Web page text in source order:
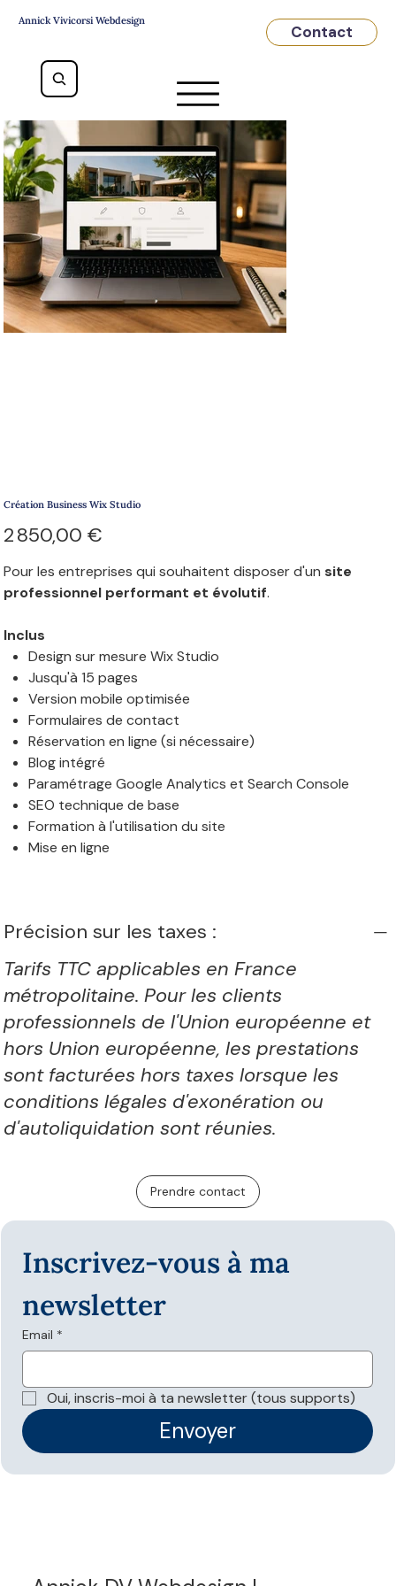
Annick Vivicorsi Webdesign
Contact
Création Business Wix Studio
2 850,00 €
Pour les entreprises qui souhaitent disposer d'un site
professionnel performant et évolutif.
Inclus
Design sur mesure Wix Studio
Jusqu'à 15 pages
Version mobile optimisée
Formulaires de contact
Réservation en ligne (si nécessaire)
Blog intégré
Paramétrage Google Analytics et Search Console
SEO technique de base
Formation à l'utilisation du site
Mise en ligne
Précision sur les taxes :
Tarifs TTC applicables en France
métropolitaine. Pour les clients
professionnels de l'Union européenne et
hors Union européenne, les prestations
sont facturées hors taxes lorsque les
conditions légales d'exonération ou
d'autoliquidation sont réunies.
Prendre contact
Inscrivez-vous à ma
newsletter
Email *
Oui, inscris-moi à ta newsletter (tous supports)
Envoyer